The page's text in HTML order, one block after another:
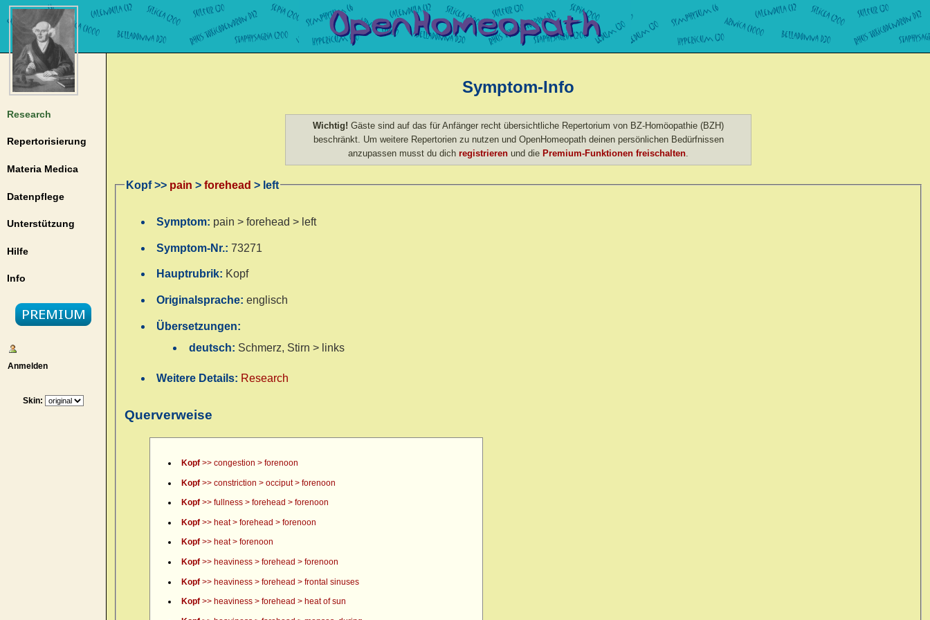
Research
Repertorisierung
Materia Medica
Datenpflege
Unterstützung
Hilfe
Info
Anmelden
Skin:
Symptom-Info
Wichtig! Gäste sind auf das für Anfänger recht übersichtliche Repertorium von BZ-Homöopathie (BZH)
beschränkt. Um weitere Repertorien zu nutzen und OpenHomeopath deinen persönlichen Bedürfnissen
anzupassen musst du dich registrieren und die Premium-Funktionen freischalten
Kopf >> pain > forehead > left
Symptom: pain > forehead > left
Symptom-Nr.:73271
Hauptrubrik: Kopf
Originalsprache:englisch
Übersetzungen:
deutsch: Schmerz, Stirn > links
Weitere Details: Research
Querverweise
Kopf>> congestion > forenoon
Kopf>> constriction > occiput > forenoon
Kopf>> fullness > forehead > forenoon
Kopf>> heat > forehead > forenoon
Kopf>> heat > forenoon
Kopf>> heaviness > forehead > forenoon
Kopf>> heaviness > forehead > frontal sinuses
Kopf>> heaviness > forehead > heat of sun